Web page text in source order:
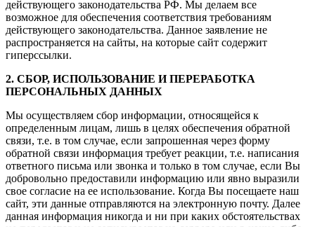
действующего законодательства РФ. Мы делаем все
возможное для обеспечения соответствия требованиям
действующего законодательства. Данное заявление не
распространяется на сайты, на которые сайт содержит
гиперссылки.
2. СБОР, ИСПОЛЬЗОВАНИЕ И ПЕРЕРАБОТКА
ПЕРСОНАЛЬНЫХ ДАННЫХ
Мы осуществляем сбор информации, относящейся к
определенным лицам, лишь в целях обеспечения обратной
связи, т.е. в том случае, если запрошенная через форму
обратной связи информация требует реакции, т.е. написания
ответного письма или звонка и только в том случае, если Вы
добровольно предоставили информацию или явно выразили
свое согласие на ее использование. Когда Вы посещаете наш
сайт, эти данные отправляются на электронную почту. Далее
данная информация никогда и ни при каких обстоятельствах